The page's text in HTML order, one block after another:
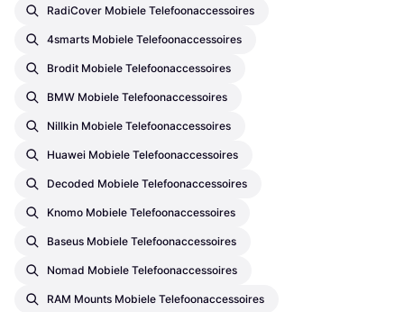
RadiCover Mobiele Telefoonaccessoires
4smarts Mobiele Telefoonaccessoires
Brodit Mobiele Telefoonaccessoires
BMW Mobiele Telefoonaccessoires
Nillkin Mobiele Telefoonaccessoires
Huawei Mobiele Telefoonaccessoires
Decoded Mobiele Telefoonaccessoires
Knomo Mobiele Telefoonaccessoires
Baseus Mobiele Telefoonaccessoires
Nomad Mobiele Telefoonaccessoires
RAM Mounts Mobiele Telefoonaccessoires